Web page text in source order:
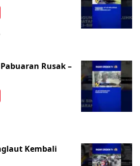
Rusak –
Kembali